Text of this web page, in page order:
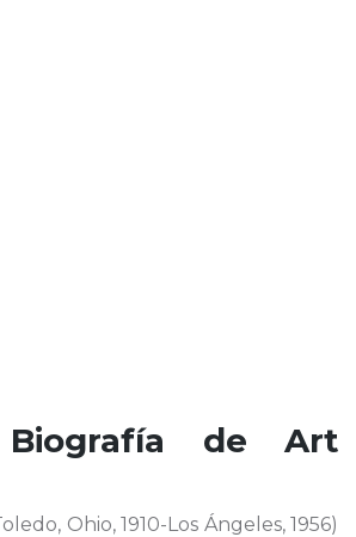
de Art
Ohio, 1910-Los Ángeles, 1956)